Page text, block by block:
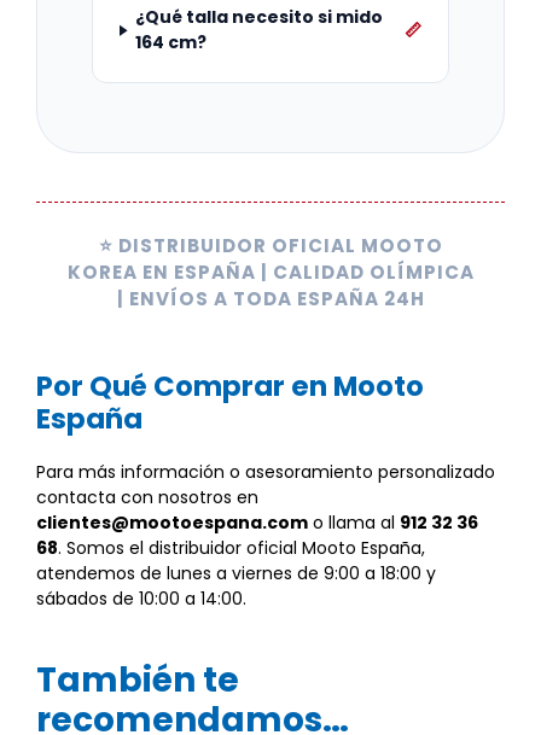
¿Qué talla necesito si mido
164 cm?
📏
⭐ DISTRIBUIDOR OFICIAL MOOTO
KOREA EN ESPAÑA | CALIDAD OLÍMPICA
| ENVÍOS A TODA ESPAÑA 24H
Por Qué Comprar en Mooto
España
Para más información o asesoramiento personalizado
contacta con nosotros en
clientes@mootoespana.com o llama al 912 32 36
68. Somos el distribuidor oficial Mooto España,
atendemos de lunes a viernes de 9:00 a 18:00 y
sábados de 10:00 a 14:00.
También te
recomendamos…